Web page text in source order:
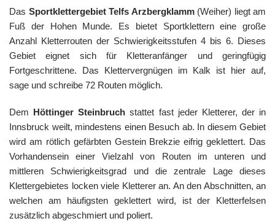
Das Sportklettergebiet Telfs Arzbergklamm(Weiher) liegt am
Fuß der Hohen Munde. Es bietet Sportklettern eine große
Anzahl Kletterrouten der Schwierigkeitsstufen 4 bis 6. Dieses
Gebiet eignet sich für Kletteranfänger und geringfügig
Fortgeschrittene. Das Klettervergnügen im Kalk ist hier auf,
sage und schreibe 72 Routen möglich.
Dem Höttinger Steinbruch stattet fast jeder Kletterer, der in
Innsbruck weilt, mindestens einen Besuch ab. In diesem Gebiet
wird am rötlich gefärbten Gestein Brekzie eifrig geklettert. Das
Vorhandensein einer Vielzahl von Routen im unteren und
mittleren Schwierigkeitsgrad und die zentrale Lage dieses
Klettergebietes locken viele Kletterer an. An den Abschnitten, an
welchen am häufigsten geklettert wird, ist der Kletterfelsen
zusätzlich abgeschmiert und poliert.